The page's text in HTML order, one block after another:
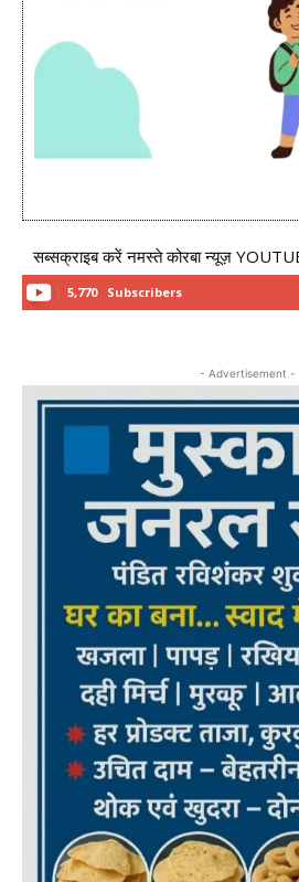
सब्सक्राइब करें नमस्ते कोरबा न्यूज़
5,770 Subscribers
- Advertisement -